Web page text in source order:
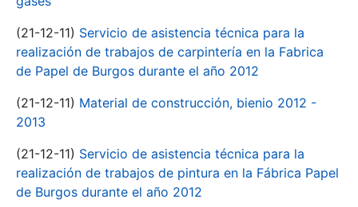
(21-12-11) Servicio de asistencia técnica para la
realización de trabajos de carpintería en la Fabrica
de Papel de Burgos durante el año 2012
(21-12-11) Material de construcción, bienio 2012 -
2013
(21-12-11) Servicio de asistencia técnica para la
realización de trabajos de pintura en la Fábrica Papel
de Burgos durante el año 2012